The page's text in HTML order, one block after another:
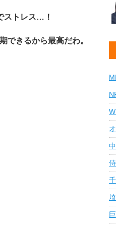
ストレス…！
できるから最高だわ。